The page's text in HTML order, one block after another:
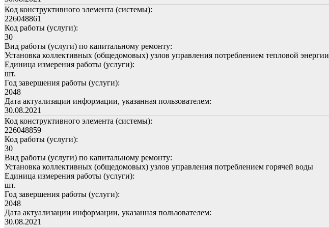
Код конструктивного элемента (системы):
226048861
Код работы (услуги):
30
Вид работы (услуги) по капитальному ремонту:
Установка коллективных (общедомовых) узлов управления потреблением тепловой энергии
Единица измерения работы (услуги):
шт.
Год завершения работы (услуги):
2048
Дата актуализации информации, указанная пользователем:
30.08.2021
Код конструктивного элемента (системы):
226048859
Код работы (услуги):
30
Вид работы (услуги) по капитальному ремонту:
Установка коллективных (общедомовых) узлов управления потреблением горячей воды
Единица измерения работы (услуги):
шт.
Год завершения работы (услуги):
2048
Дата актуализации информации, указанная пользователем:
30.08.2021